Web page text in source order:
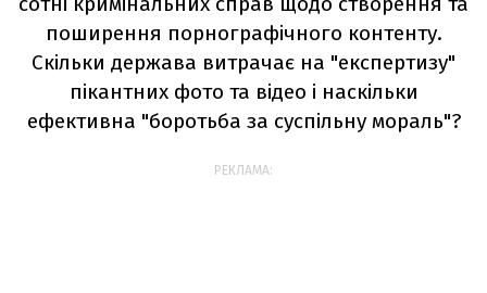
поширення порнографічного контенту.
Скільки держава витрачає на "експертизу"
пікантних фото та відео і наскільки
ефективна "боротьба за суспільну мораль"?
РЕКЛАМА: